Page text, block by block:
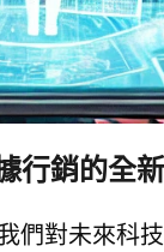
行銷的全
們對未來科